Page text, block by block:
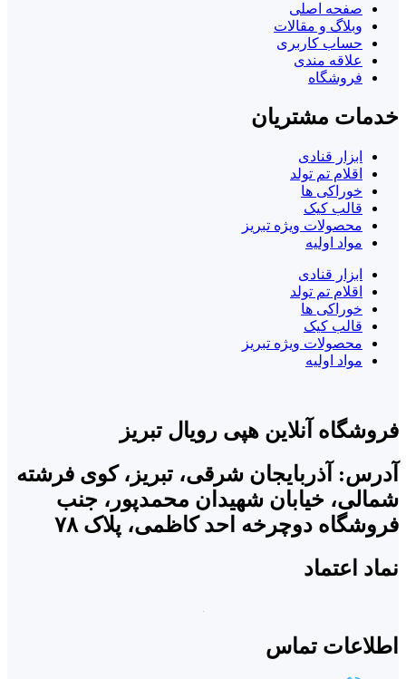
صفحه اصلی
وبلاگ و مقالات
حساب کاربری
علاقه مندی
فروشگاه
خدمات مشتریان
ابزار قنادی
اقلام تم تولد
خوراکی ها
قالب کیک
محصولات ویژه تبریز
مواد اولیه
ابزار قنادی
اقلام تم تولد
خوراکی ها
قالب کیک
محصولات ویژه تبریز
مواد اولیه
فروشگاه آنلاین هپی رویال تبریز
آدرس: آذربایجان شرقی، تبریز، کوی فرشته
شمالی، خیابان شهیدان محمدپور، جنب
فروشگاه دوچرخه احد کاظمی، پلاک ۷۸
نماد اعتماد
اطلاعات تماس